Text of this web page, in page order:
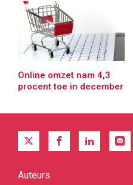
Online omzet nam 4,3
procent toe in december
Quick
Auteurs